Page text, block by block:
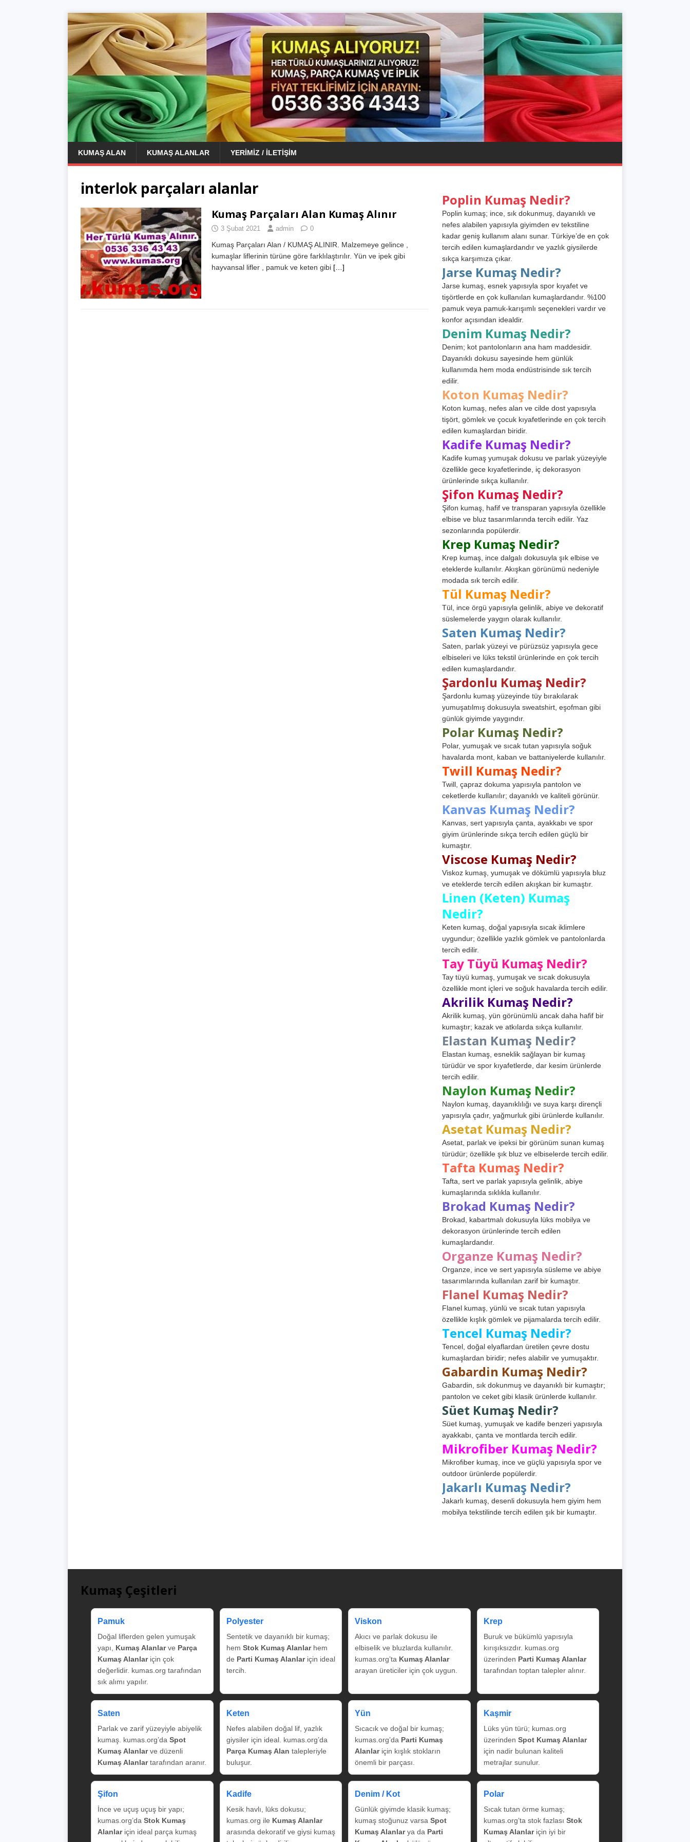
KUMAŞ ALAN KUMAŞ ALANLAR YERIMIZ / İLETIŞIM
interlok parçaları alanlar
Kumaş Parçaları Alan Kumaş Alınır
3 Şubat 2021 admin 0
Kumaş Parçaları Alan / KUMAŞ ALINIR. Malzemeye gelince ,
kumaşlar liflerinin türüne göre farklılaştırılır. Yün ve ipek gibi
hayvansal lifler , pamuk ve keten gibi […]
Poplin Kumaş Nedir?
Poplin kumaş; ince, sık dokunmuş, dayanıklı ve
nefes alabilen yapısıyla giyimden ev tekstiline
kadar geniş kullanım alanı sunar. Türkiye’de en çok
tercih edilen kumaşlardandır ve yazlık giysilerde
sıkça karşımıza çıkar.
Jarse Kumaş Nedir?
Jarse kumaş, esnek yapısıyla spor kıyafet ve
tişörtlerde en çok kullanılan kumaşlardandır. %100
pamuk veya pamuk-karışımlı seçenekleri vardır ve
konfor açısından idealdir.
Denim Kumaş Nedir?
Denim; kot pantolonların ana ham maddesidir.
Dayanıklı dokusu sayesinde hem günlük
kullanımda hem moda endüstrisinde sık tercih
edilir.
Koton Kumaş Nedir?
Koton kumaş, nefes alan ve cilde dost yapısıyla
tişört, gömlek ve çocuk kıyafetlerinde en çok tercih
edilen kumaşlardan biridir.
Kadife Kumaş Nedir?
Kadife kumaş yumuşak dokusu ve parlak yüzeyiyle
özellikle gece kıyafetlerinde, iç dekorasyon
ürünlerinde sıkça kullanılır.
Şifon Kumaş Nedir?
Şifon kumaş, hafif ve transparan yapısıyla özellikle
elbise ve bluz tasarımlarında tercih edilir. Yaz
sezonlarında popülerdir.
Krep Kumaş Nedir?
Krep kumaş, ince dalgalı dokusuyla şık elbise ve
eteklerde kullanılır. Akışkan görünümü nedeniyle
modada sık tercih edilir.
Tül Kumaş Nedir?
Tül, ince örgü yapısıyla gelinlik, abiye ve dekoratif
süslemelerde yaygın olarak kullanılır.
Saten Kumaş Nedir?
Saten, parlak yüzeyi ve pürüzsüz yapısıyla gece
elbiseleri ve lüks tekstil ürünlerinde en çok tercih
edilen kumaşlardandır.
Şardonlu Kumaş Nedir?
Şardonlu kumaş yüzeyinde tüy bırakılarak
yumuşatılmış dokusuyla sweatshirt, eşofman gibi
günlük giyimde yaygındır.
Polar Kumaş Nedir?
Polar, yumuşak ve sıcak tutan yapısıyla soğuk
havalarda mont, kaban ve battaniyelerde kullanılır.
Twill Kumaş Nedir?
Twill, çapraz dokuma yapısıyla pantolon ve
ceketlerde kullanılır; dayanıklı ve kaliteli görünür.
Kanvas Kumaş Nedir?
Kanvas, sert yapısıyla çanta, ayakkabı ve spor
giyim ürünlerinde sıkça tercih edilen güçlü bir
kumaştır.
Viscose Kumaş Nedir?
Viskoz kumaş, yumuşak ve dökümlü yapısıyla bluz
ve eteklerde tercih edilen akışkan bir kumaştır.
Linen (Keten) Kumaş
Nedir?
Keten kumaş, doğal yapısıyla sıcak iklimlere
uygundur; özellikle yazlık gömlek ve pantolonlarda
tercih edilir.
Tay Tüyü Kumaş Nedir?
Tay tüyü kumaş, yumuşak ve sıcak dokusuyla
özellikle mont içleri ve soğuk havalarda tercih edilir.
Akrilik Kumaş Nedir?
Akrilik kumaş, yün görünümlü ancak daha hafif bir
kumaştır; kazak ve atkılarda sıkça kullanılır.
Elastan Kumaş Nedir?
Elastan kumaş, esneklik sağlayan bir kumaş
türüdür ve spor kıyafetlerde, dar kesim ürünlerde
tercih edilir.
Naylon Kumaş Nedir?
Naylon kumaş, dayanıklılığı ve suya karşı dirençli
yapısıyla çadır, yağmurluk gibi ürünlerde kullanılır.
Asetat Kumaş Nedir?
Asetat, parlak ve ipeksi bir görünüm sunan kumaş
türüdür; özellikle şık bluz ve elbiselerde tercih edilir.
Tafta Kumaş Nedir?
Tafta, sert ve parlak yapısıyla gelinlik, abiye
kumaşlarında sıklıkla kullanılır.
Brokad Kumaş Nedir?
Brokad, kabartmalı dokusuyla lüks mobilya ve
dekorasyon ürünlerinde tercih edilen
kumaşlardandır.
Organze Kumaş Nedir?
Organze, ince ve sert yapısıyla süsleme ve abiye
tasarımlarında kullanılan zarif bir kumaştır.
Flanel Kumaş Nedir?
Flanel kumaş, yünlü ve sıcak tutan yapısıyla
özellikle kışlık gömlek ve pijamalarda tercih edilir.
Tencel Kumaş Nedir?
Tencel, doğal elyaflardan üretilen çevre dostu
kumaşlardan biridir; nefes alabilir ve yumuşaktır.
Gabardin Kumaş Nedir?
Gabardin, sık dokunmuş ve dayanıklı bir kumaştır;
pantolon ve ceket gibi klasik ürünlerde kullanılır.
Süet Kumaş Nedir?
Süet kumaş, yumuşak ve kadife benzeri yapısıyla
ayakkabı, çanta ve montlarda tercih edilir.
Mikrofiber Kumaş Nedir?
Mikrofiber kumaş, ince ve güçlü yapısıyla spor ve
outdoor ürünlerde popülerdir.
Jakarlı Kumaş Nedir?
Jakarlı kumaş, desenli dokusuyla hem giyim hem
mobilya tekstilinde tercih edilen şık bir kumaştır.
Kumaş Çeşitleri
Pamuk
Doğal liflerden gelen yumuşak
yapı, Kumaş Alanlarve Parça
Kumaş Alanlariçin çok
değerlidir. kumas.org tarafından
sık alımı yapılır.
Polyester
Sentetik ve dayanıklı bir kumaş;
hem Stok Kumaş Alanlarhem
de Parti Kumaş Alanlariçin ideal
tercih.
Viskon
Akıcı ve parlak dokusu ile
elbiselik ve bluzlarda kullanılır.
kumas.org’ta Kumaş Alanlar
arayan üreticiler için çok uygun.
Krep
Buruk ve bükümlü yapısıyla
kırışıksızdır. kumas.org
üzerinden Parti Kumaş Alanlar
tarafından toptan talepler alınır.
Saten
Parlak ve zarif yüzeyiyle abiyelik
kumaş. kumas.org’da Spot
Kumaş Alanlarve düzenli
Kumaş Alanlartarafından aranır.
Keten
Nefes alabilen doğal lif, yazlık
giysiler için ideal. kumas.org’da
Parça Kumaş Alan talepleriyle
buluşur.
Yün
Sıcacık ve doğal bir kumaş;
kumas.org’da Parti Kumaş
Alanlariçin kışlık stokların
önemli bir parçası.
Kaşmir
Lüks yün türü; kumas.org
üzerinden Spot Kumaş Alanlar
için nadir bulunan kaliteli
metrajlar sunulur.
Şifon
İnce ve uçuş uçuş bir yapı;
kumas.org’da Stok Kumaş
Alanlariçin ideal parça kumaş
Kadife
Kesik havlı, lüks dokusu;
kumas.org ile Kumaş Alanlar
arasında dekoratif ve giysi kumaş
Denim / Kot
Günlük giyimde klasik kumaş;
kumaş stoğunuz varsa Spot
Kumaş Alanlarya da Parti
Polar
Sıcak tutan örme kumaş;
kumas.org’ta stok fazlası Stok
Kumaş Alanlariçin iyi bir